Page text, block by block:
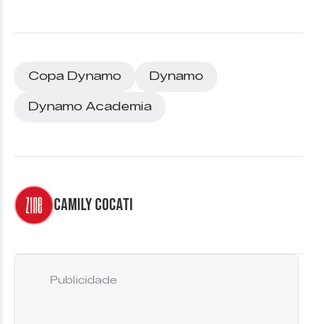
Copa Dynamo Dynamo
Dynamo Academia
Camily Cocati
Publicidade